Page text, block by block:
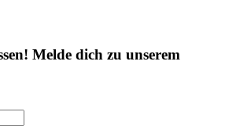
Melde dich zu unserem